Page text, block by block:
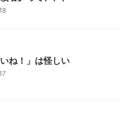
いね！」は怪しい